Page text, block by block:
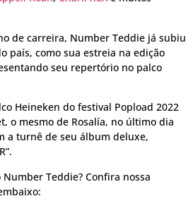
de carreira, Number Teddie já subiu
país, como sua estreia na edição
seu repertório no palco
Heineken do festival Popload 2022
o mesmo de Rosalía, no último dia
a turnê de seu álbum deluxe,
Teddie? Confira nossa